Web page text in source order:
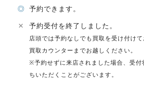
◎ 予約できます。
✕
予約受付を終了しました。
店頭では予約なしでも買取を受け付け
買取カウンターまでお越しください。
※予約せずに来店されました場合、受付
ちいただくことがございます。